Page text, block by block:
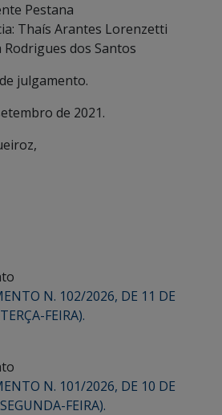
Pestana
Thaís Arantes Lorenzetti
dos Santos
julgamento.
de 2021.
N. 102/2026, DE 11 DE
FEIRA).
N. 101/2026, DE 10 DE
FEIRA).